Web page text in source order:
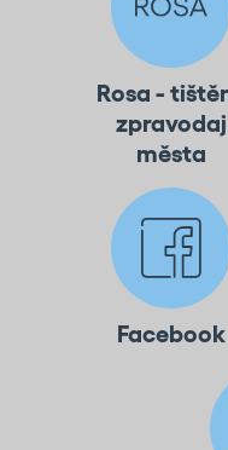
Rosa -
zpravodaj
města
Facebook